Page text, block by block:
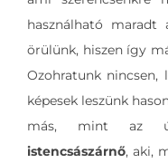
használható
örülünk, hiszen így
Ozohratunk
képesek leszünk
más, mint az
istencsászárnő, aki,